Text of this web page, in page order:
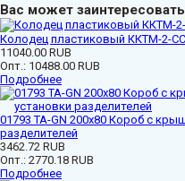
Вас может заинтересовать
Колодец пластиковый ККТМ-2-
11040.00 RUB
Опт.: 10488.00 RUB
Подробнее
01793 ТА-GN 200x80 Короб с
разделителей
3462.72 RUB
Опт.: 2770.18 RUB
Подробнее